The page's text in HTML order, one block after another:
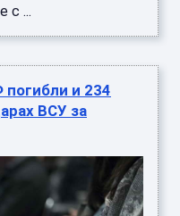
с ...
и 234
ВСУ за